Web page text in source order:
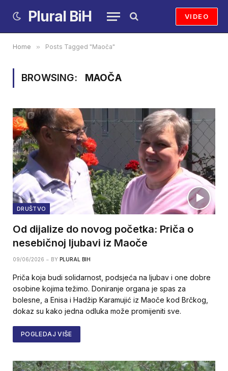
Plural BiH VIDEO
Home » Posts Tagged "Maoča"
BROWSING: MAOČA
DRUŠTVO
Od dijalize do novog početka: Priča o
nesebičnoj ljubavi iz Maoče
09/06/2026 BY PLURAL BIH
Priča koja budi solidarnost, podsjeća na ljubav i one dobre
osobine kojima težimo. Doniranje organa je spas za
bolesne, a Enisa i Hadžip Karamujić iz Maoče kod Brčkog,
dokaz su kako jedna odluka može promijeniti sve.
POGLEDAJ VIŠE